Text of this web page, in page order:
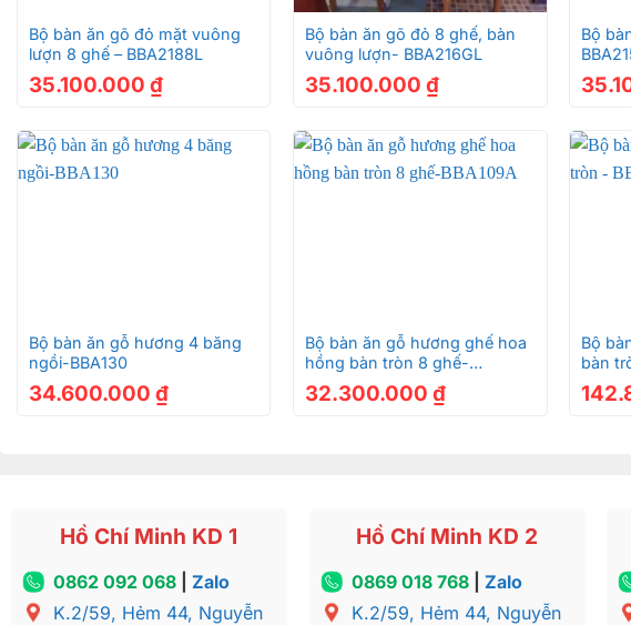
Bộ bàn ăn gõ đỏ mặt vuông
lượn 8 ghế – BBA2188L
35.100.000 ₫
Bộ bàn ăn gõ đỏ 8 ghế, bàn
vuông lượn- BBA216GL
35.100.000₫
Bộ
Bộ bàn ăn gỗ hương 4 băng
ngồi-BBA130
34.600.000 ₫
Bộ bàn ăn gỗ hương ghế hoa
hồng bàn tròn 8 ghế-
BBA109A
32.300.000₫
Bộ
bàn
Hồ Chí Minh KD 1
0862 092 068| Zalo
K.2/59, Hẻm 44, Nguyễn
Hồ Chí Minh KD 2
0869 018 768| Zalo
K.2/59, Hẻm 44, Nguyễn